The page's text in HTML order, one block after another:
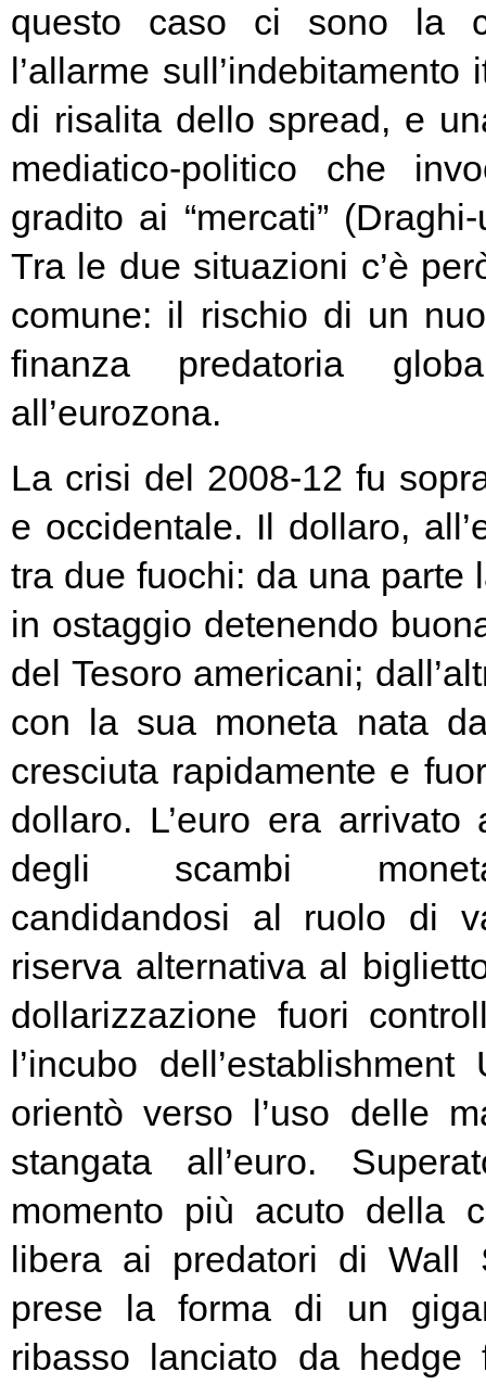
questo caso ci sono la
l’allarme
di risalita dello spread, e
mediatico-politico che
gradito ai “mercati”
Tra le due situazioni c’è
comune: il rischio di un
finanza predatoria
all’eurozona.
La crisi del 2008-12 fu
e occidentale. Il dollaro,
tra due fuochi: da una parte
in ostaggio detenendo
del Tesoro americani;
con la sua moneta nata
cresciuta rapidamente e
dollaro. L’euro era
degli scambi
candidandosi al ruolo di
riserva alternativa al
dollarizzazione fuori
l’incubo
orientò verso l’uso delle
stangata all’euro.
momento più acuto della
libera ai predatori di Wall
prese la forma di un
ribasso lanciato da hedge